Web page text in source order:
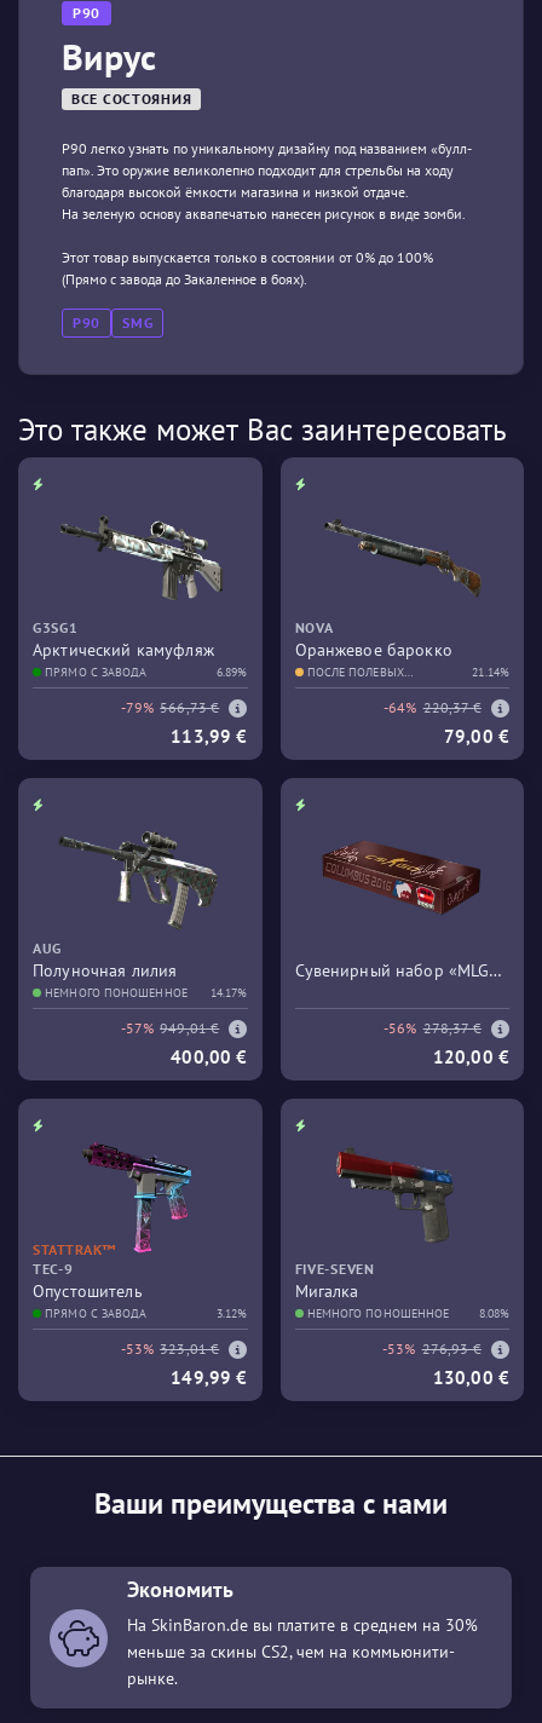
P90
Вирус
ВСЕ СОСТОЯНИЯ
P90 легко узнать по уникальному дизайну под названием «булл-
пап». Это оружие великолепно подходит для стрельбы на ходу
благодаря высокой ёмкости магазина и низкой отдаче.
На зеленую основу аквапечатью нанесен рисунок в виде зомби.
Этот товар выпускается только в состоянии от 0% до 100%
(Прямо с завода до Закаленное в боях).
P90 SMG
Это также может Вас заинтересовать
G3SG1
Арктический камуфляж
ПРЯМО С ЗАВОДА 6.89%
-79% 566,73 €
113,99 €
NOVA
Оранжевое барокко
ПОСЛЕ ПОЛЕВЫХ
ИСПЫТАНИЙ
21.14%
-64% 220,37 €
79,00 €
AUG
Полуночная лилия
НЕМНОГО ПОНОШЕННОЕ 14.17%
-57% 949,01 €
400,00 €
Сувенирный набор «MLG
-56% 278,37 €
120,00 €
STATTRAK™
TEC-9
Опустошитель
ПРЯМО С ЗАВОДА 3.12%
-53% 323,01 €
149,99 €
FIVE-SEVEN
Мигалка
НЕМНОГО ПОНОШЕННОЕ 8.08%
-53% 276,93 €
130,00 €
Ваши преимущества с нами
Экономить
На SkinBaron.de вы платите в среднем на 30%
меньше за скины CS2, чем на коммьюнити-
рынке.